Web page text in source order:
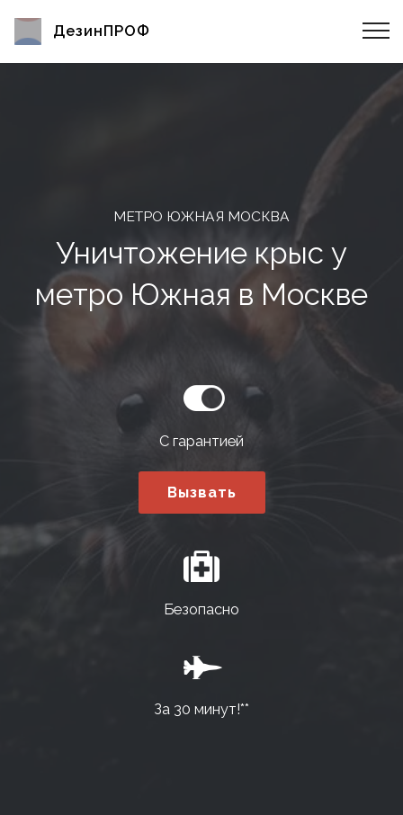
ДезинПРОФ
МЕТРО ЮЖНАЯ МОСКВА
Уничтожение крыс у
метро Южная в Москве
С гарантией
Вызвать
Безопасно
За 30 минут!**